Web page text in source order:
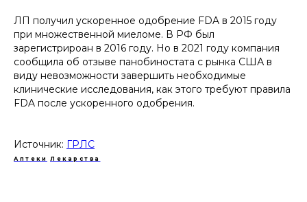
ЛП получил ускоренное одобрение FDA в 2015 году
при множественной миеломе. В РФ был
зарегистрироан в 2016 году. Но в 2021 году компания
сообщила об отзыве панобиностата с рынка США в
виду невозможности завершить необходимые
клинические исследования, как этого требуют правила
FDA после ускоренного одобрения.
Источник: ГРЛС
Аптеки Лекарства